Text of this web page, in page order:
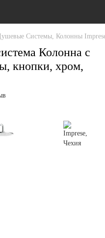
Системы, Колонны
Колонна с
кнопки, хром,